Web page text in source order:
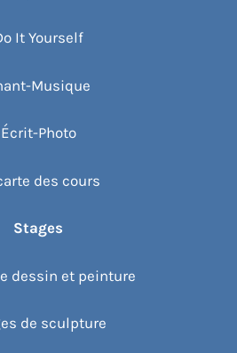
It Yourself
Musique
Écrit-Photo
des cours
Stages
dessin et peinture
de sculpture